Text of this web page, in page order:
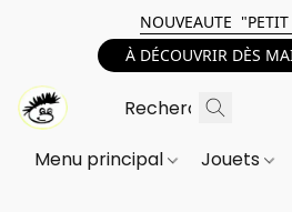
NOUVEAUTE "PETIT
À DÉCOUVRIR DÈS
Menu principal Jouets